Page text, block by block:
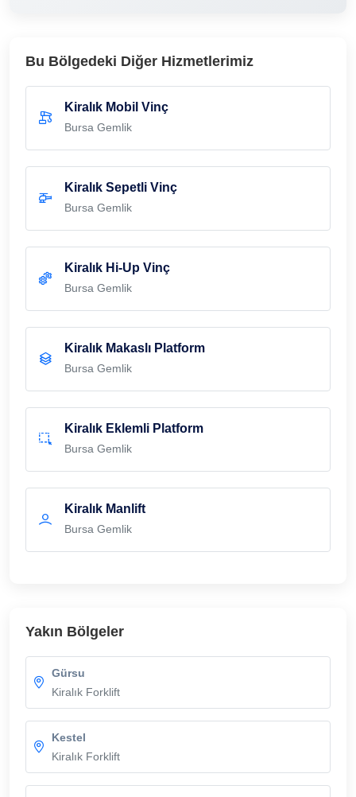
Bu Bölgedeki Diğer Hizmetlerimiz
Kiralık Mobil Vinç
Bursa Gemlik
Kiralık Sepetli Vinç
Bursa Gemlik
Kiralık Hi-Up Vinç
Bursa Gemlik
Kiralık Makaslı Platform
Bursa Gemlik
Kiralık Eklemli Platform
Bursa Gemlik
Kiralık Manlift
Bursa Gemlik
Yakın Bölgeler
Gürsu
Kiralık Forklift
Kestel
Kiralık Forklift